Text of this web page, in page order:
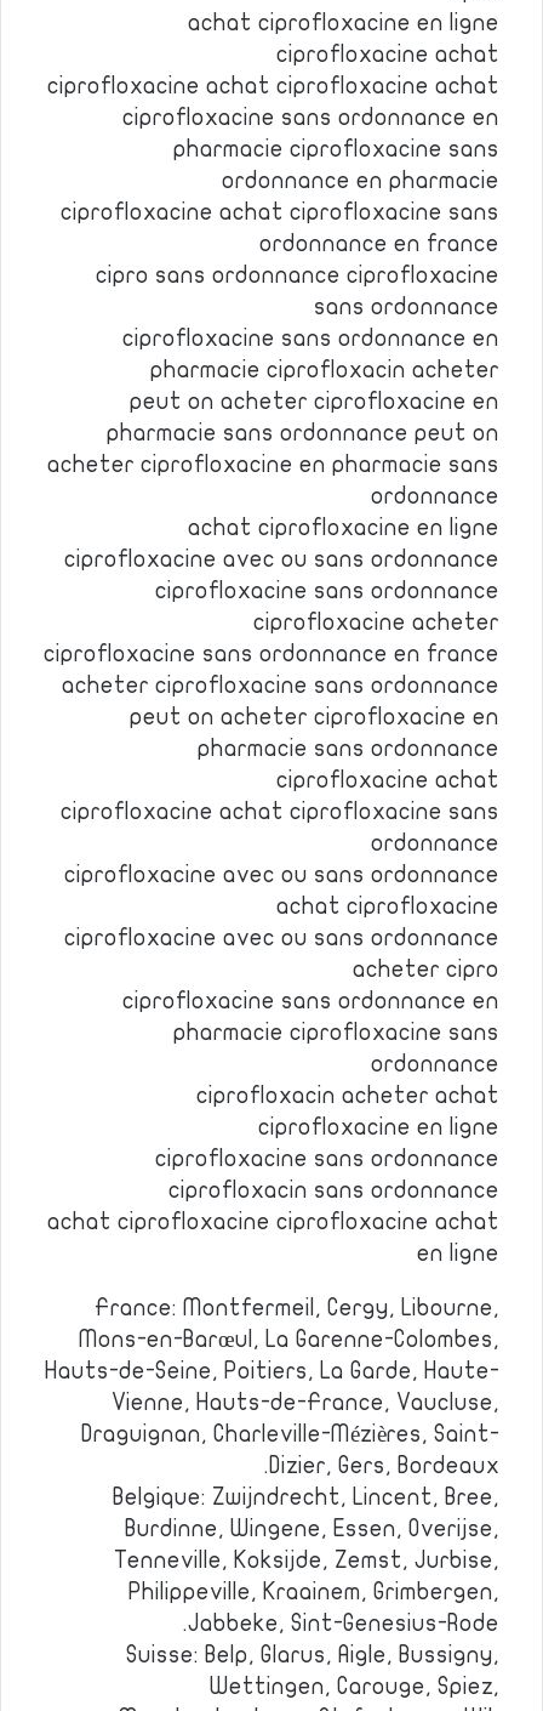
achat ciprofloxacine en ligne
ciprofloxacine achat
ciprofloxacine achat ciprofloxacine achat
ciprofloxacine sans ordonnance en
pharmacie ciprofloxacine sans
ordonnance en pharmacie
ciprofloxacine achat ciprofloxacine sans
ordonnance en france
cipro sans ordonnance ciprofloxacine
sans ordonnance
ciprofloxacine sans ordonnance en
pharmacie ciprofloxacin acheter
peut on acheter ciprofloxacine en
pharmacie sans ordonnance peut on
acheter ciprofloxacine en pharmacie sans
ordonnance
achat ciprofloxacine en ligne
ciprofloxacine avec ou sans ordonnance
ciprofloxacine sans ordonnance
ciprofloxacine acheter
ciprofloxacine sans ordonnance en france
acheter ciprofloxacine sans ordonnance
peut on acheter ciprofloxacine en
pharmacie sans ordonnance
ciprofloxacine achat
ciprofloxacine achat ciprofloxacine sans
ordonnance
ciprofloxacine avec ou sans ordonnance
achat ciprofloxacine
ciprofloxacine avec ou sans ordonnance
acheter cipro
ciprofloxacine sans ordonnance en
pharmacie ciprofloxacine sans
ordonnance
ciprofloxacin acheter achat
ciprofloxacine en ligne
ciprofloxacine sans ordonnance
ciprofloxacin sans ordonnance
achat ciprofloxacine ciprofloxacine achat
en ligne
France: Montfermeil, Cergy, Libourne,
Mons-en-Barœul, La Garenne-Colombes,
Hauts-de-Seine, Poitiers, La Garde, Haute-
Vienne, Hauts-de-France, Vaucluse,
Draguignan, Charleville-Mézières, Saint-
Dizier, Gers, Bordeaux.
Belgique: Zwijndrecht, Lincent, Bree,
Burdinne, Wingene, Essen, Overijse,
Tenneville, Koksijde, Zemst, Jurbise,
Philippeville, Kraainem, Grimbergen,
Jabbeke, Sint-Genesius-Rode.
Suisse: Belp, Glarus, Aigle, Bussigny,
Wettingen, Carouge, Spiez,